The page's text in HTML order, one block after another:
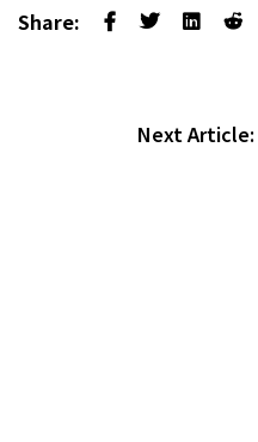
Share:
Next Article: